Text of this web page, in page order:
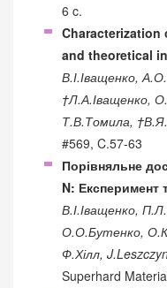
6 c.
Characterization
and theoretical
В.І.Іващенко,
†Л.А.Іващенко,
Т.В.Томила,
#569, C.57-63
Порівняльне
N: Експеримент
В.І.Іващенко,
О.О.Бутенко,
Ф.Хілл,
Superhard